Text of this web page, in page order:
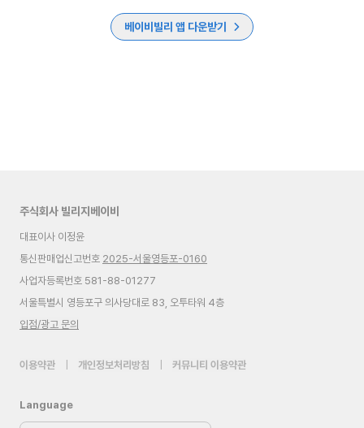
베이비빌리 앱 다운받기
주식회사 빌리지베이비
대표이사 이정윤
통신판매업신고번호 2025-서울영등포-0160
사업자등록번호 581-88-01277
서울특별시 영등포구 의사당대로 83, 오투타워 4층
입점/광고 문의
이용약관 개인정보처리방침 커뮤니티 이용약관
Language